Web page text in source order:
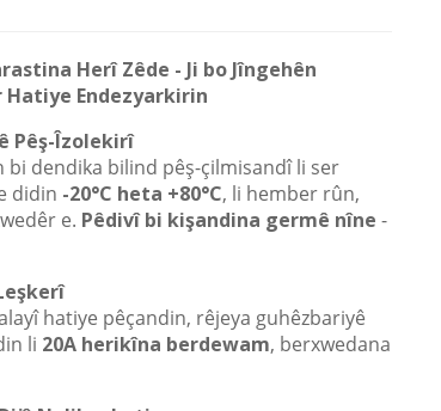
Herî Zêde - Ji bo Jîngehên
Endezyarkirin
Pêş-Îzolekirî
bi dendika bilind pêş-çilmisandî li ser
didin -20°C heta +80°C, li hember rûn,
e. Pêdivî bi kişandina germê nîne -
hatiye pêçandin, rêjeya guhêzbariyê
li 20A herikîna berdewam, berxwedana